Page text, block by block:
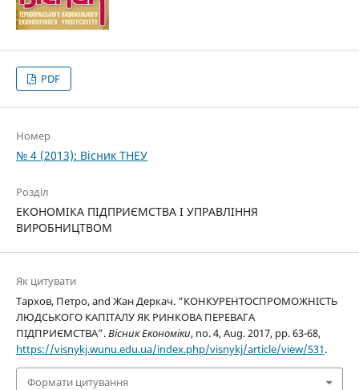
PDF
Номер
№ 4 (2013): Вісник ТНЕУ
Розділ
ЕКОНОМІКА ПІДПРИЄМСТВА І УПРАВЛІННЯ
ВИРОБНИЦТВОМ
Як цитувати
Тархов, Петро, and Жан Деркач. “КОНКУРЕНТОСПРОМОЖНІСТЬ
ЛЮДСЬКОГО КАПІТАЛУ ЯК РИНКОВА ПЕРЕВАГА
ПІДПРИЄМСТВА”.Вісник Економіки, no. 4, Aug. 2017, pp. 63-68,
https://visnykj.wunu.edu.ua/index.php/visnykj/article/view/531.
Формати цитування